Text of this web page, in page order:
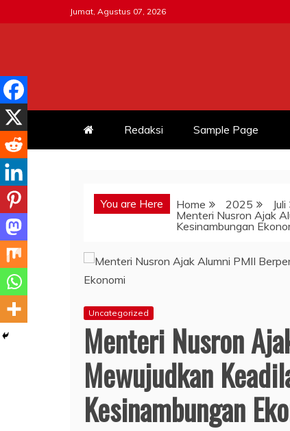
to
Jumat, Agustus 07, 2026
Redaksi Sample Page
You are Here Home 2025 Juli
Menteri Nusron Ajak
Kesinambungan
Uncategorized
Menteri Nusron
Mewujudkan
Kesinambungan